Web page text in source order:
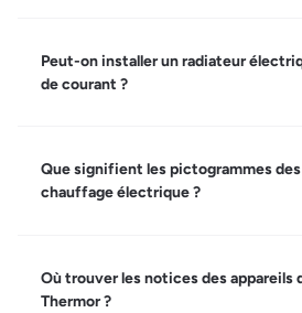
Peut-on installer un radiateur
de courant ?
Que signifient les pictogrammes
chauffage électrique ?
Où trouver les notices des appareils
Thermor ?